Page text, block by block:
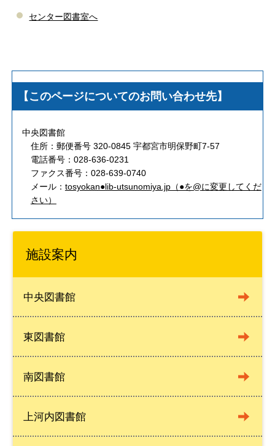
センター図書室へ
【このページについてのお問い合わせ先】
中央図書館
住所：郵便番号 320-0845 宇都宮市明保野町7-57
電話番号：028-636-0231
ファクス番号：028-639-0740
メール： tosyokan●lib-utsunomiya.jp（●を@に変更してくだ
さい）
施設案内
中央図書館
東図書館
南図書館
上河内図書館